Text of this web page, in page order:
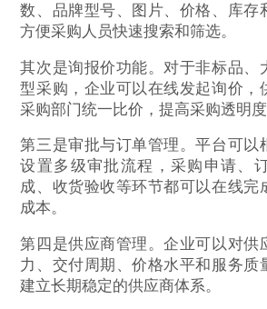
数、品牌型号、图片、价格、库存
方便采购人员快速搜索和筛选。
其次是询报价功能。对于非标品、
型采购，企业可以在线发起询价，
采购部门统一比价，提高采购透明度
第三是审批与订单管理。平台可以
设置多级审批流程，采购申请、
成、收货验收等环节都可以在线完
成本。
第四是供应商管理。企业可以对供
力、交付周期、价格水平和服务质
建立长期稳定的供应商体系。